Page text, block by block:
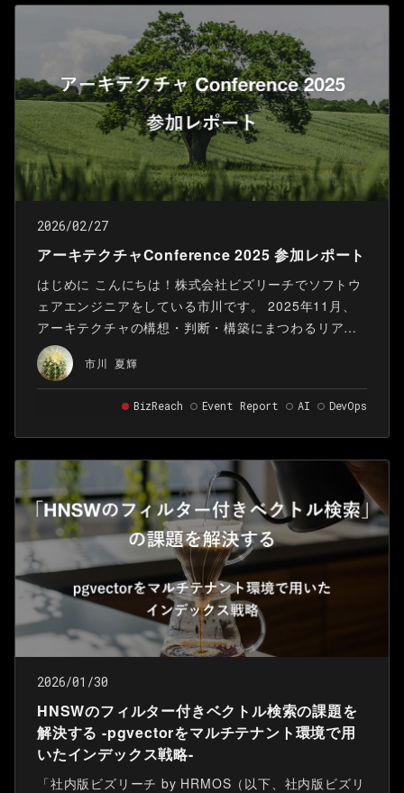
2026/02/27
アーキテクチャConference 2025 参加レポート
はじめに こんにちは！株式会社ビズリーチでソフトウ
ェアエンジニアをしている市川です。 2025年11月、
アーキテクチャの構想・判断・構築にまつわるリアル
な知見を共有し、多角的な視点から設計判断への理解
を深めるカンファレンス「アーキテクチャConference
2025」がベルサール羽田空港にて2日間にわたり開催
されました。 Visionalグループは本イベントのスポン
サーとして協賛し、株式会社ビズリーチはセッション
登壇およびブース出展を行いました。本記事では登壇
の内容と、ブースでのアンケートなどを交えた来場者
の方々とのやりとりをご紹介します。
市川 夏輝
BizReach Event Report AI DevOps
2026/01/30
HNSWのフィルター付きベクトル検索の課題を
解決する -pgvectorをマルチテナント環境で用
いたインデックス戦略-
「社内版ビズリーチ by HRMOS（以下、社内版ビズリ